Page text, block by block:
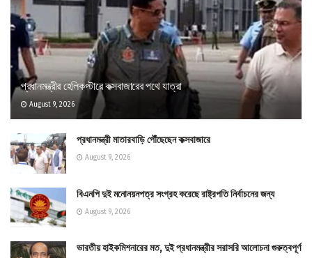
প্রধানমন্ত্রীর হেলিকপ্টারে কক্সবাজারের পথে যাত্রা
August 9, 2026
প্রধানমন্ত্রী মাতারবাড়ি পৌঁছেছেন কক্সবাজারে
August 9, 2026
বিএনপি দুই মনোনয়নপত্র সংগ্রহ করেছে রাষ্ট্রপতি নির্বাচনের জন্য
August 9, 2026
ভারতীয় হাইকমিশনারের মত, দুই প্রধানমন্ত্রীর সরাসরি আলোচনা গুরুত্বপূর্ণ